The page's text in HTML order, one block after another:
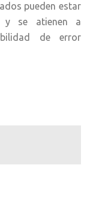
pueden estar
y se atienen a
de error